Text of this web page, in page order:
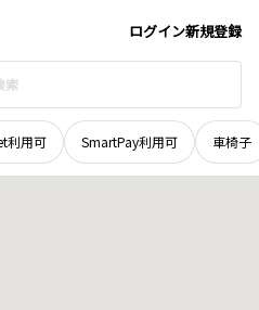
ログイン新規登録
利用可 SmartPay利用可 車椅子